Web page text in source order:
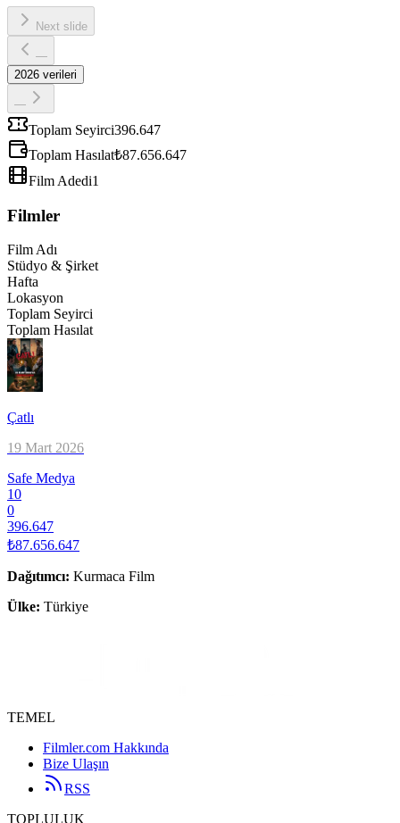
Next slide
—
2026 verileri
—
Toplam Seyirci396.647
Toplam Hasılat₺87.656.647
Film Adedi1
Filmler
Film Adı
Stüdyo & Şirket
Hafta
Lokasyon
Toplam Seyirci
Toplam Hasılat
Çatlı
19 Mart 2026
Safe Medya
10
0
396.647
₺87.656.647
Dağıtımcı: Kurmaca Film
Ülke: Türkiye
TEMEL
Filmler.com Hakkında
Bize Ulaşın
RSS
TOPLULUK